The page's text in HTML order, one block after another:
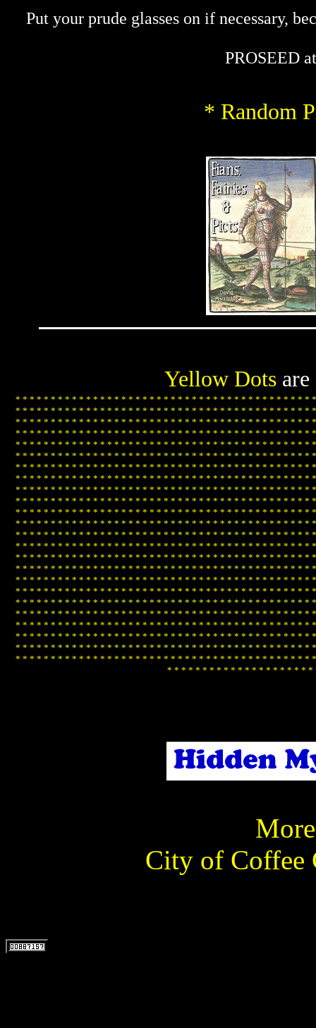
Put your prude glasses on if necessary,
PROSEED
* Random
Yellow Dots
* * * * * * * * * * * * * * * * * * * * * * * * * * * * * * * * * * * * * * * * * *
* * * * * * * * * * * * * * * * * * * * * * * * * * * * * * * * * * * * * * * * * *
* * * * * * * * * * * * * * * * * * * * * * * * * * * * * * * * * * * * * * * * * *
* * * * * * * * * * * * * * * * * * * * * * * * * * * * * * * * * * * * * * * * * *
* * * * * * * * * * * * * * * * * * * * * * * * * * * * * * * * * * * * * * * * * *
* * * * * * * * * * * * * * * * * * * * * * * * * * * * * * * * * * * * * * * * * *
* * * * * * * * * * * * * * * * * * * * * * * * * * * * * * * * * * * * * * * * * *
* * * * * * * * * * * * * * * * * * * * * * * * * * * * * * * * * * * * * * * * * *
* * * * * * * * * * * * * * * * * * * * * * * * * * * * * * * * * * * * * * * * * *
* * * * * * * * * * * * * * * * * * * * * * * * * * * * * * * * * * * * * * * * * *
* * * * * * * * * * * * * * * * * * * * * * * * * * * * * * * * * * * * * * * * * *
* * * * * * * * * * * * * * * * * * * * * * * * * * * * * * * * * * * * * * * * * *
* * * * * * * * * * * * * * * * * * * * * * * * * * * * * * * * * * * * * * * * * *
* * * * * * * * * * * * * * * * * * * * * * * * * * * * * * * * * * * * * * * * * *
* * * * * * * * * * * * * * * * * * * * * * * * * * * * * * * * * * * * * * * * * *
* * * * * * * * * * * * * * * * * * * * * * * * * * * * * * * * * * * * * * * * * *
* * * * * * * * * * * * * * * * * * * * * * * * * * * * * * * * * * * * * * * * * *
* * * * * * * * * * * * * * * * * * * * * * * * * * * * * * * * * * * * * * * * * *
* * * * * * * * * * * * * * * * * * * * * * * * * * * * * * * * * * * * * * * * * *
* * * * * * * * * * * * * * * * * * * * * * * * * * * * * * * * * * * * * * * * * *
* * * * * * * * * * * * * * * * * * * * * * * * * * * * * * * * * * * * * * * * * *
* * * * * * * * * * * * * * * * * * * * * * * * * * * * * * * * * * * * * * * * * *
* * * * * * * * * * * * * * * * * * * * * * * * * * * * * * * * * * * * * * * * * *
* * * * * * * * * * * * * * * * * * * * * * * * * * * * * * * * * * * * * * * * * *
* * * * * * * * * * * * * * * * * * * * *
City of Coffee